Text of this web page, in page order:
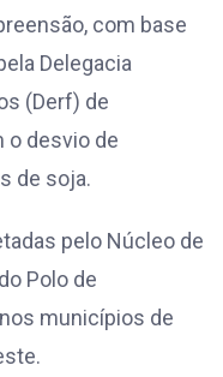
com base
Delegacia
(Derf) de
o desvio de
de soja.
pelo Núcleo de
Polo de
municípios de